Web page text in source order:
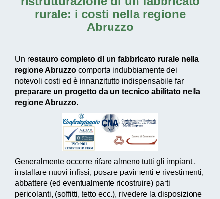
rurale: i costi nella regione
Abruzzo
Un restauro completo di un fabbricato rurale nella
regione Abruzzo comporta indubbiamente dei
notevoli costi ed è innanzitutto indispensabile far
preparare un progetto da un tecnico abilitato nella
regione Abruzzo.
Generalmente occorre rifare almeno tutti gli impianti,
installare nuovi infissi, posare pavimenti e rivestimenti,
abbattere (ed eventualmente ricostruire) parti
pericolanti, (soffitti, tetto ecc.), rivedere la disposizione